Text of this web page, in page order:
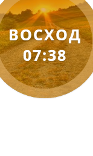
ВОСХОД
07:38